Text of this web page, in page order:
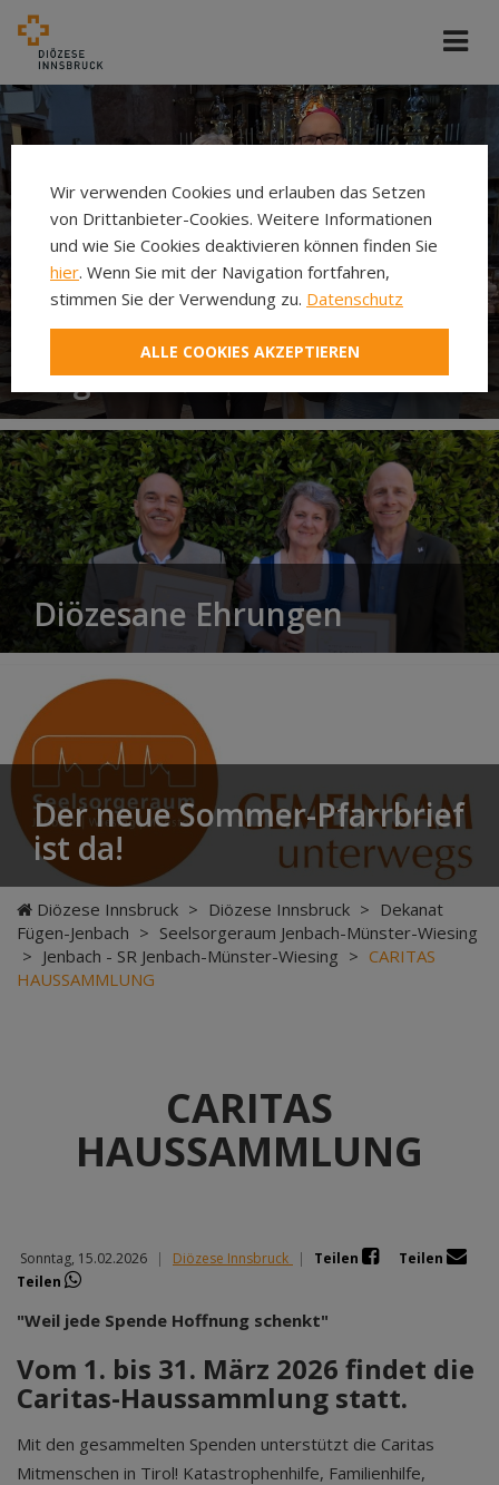
Begräbnisleiterinnen
Diözesane Ehrungen
Der neue Sommer-Pfarrbrief
ist da!
Diözese Innsbruck > Diözese Innsbruck > Dekanat
Fügen-Jenbach > Seelsorgeraum Jenbach-Münster-Wiesing
> Jenbach - SR Jenbach-Münster-Wiesing > CARITAS
HAUSSAMMLUNG
CARITAS
HAUSSAMMLUNG
Sonntag, 15.02.2026 | Diözese Innsbruck | Teilen
Teilen
Teilen
"Weil jede Spende Hoffnung schenkt"
Vom 1. bis 31. März 2026 findet die
Caritas-Haussammlung statt.
Mit den gesammelten Spenden unterstützt die Caritas
Mitmenschen in Tirol! Katastrophenhilfe, Familienhilfe,
Wir verwenden Cookies und erlauben das Setzen
von Drittanbieter-Cookies. Weitere Informationen
und wie Sie Cookies deaktivieren können finden Sie
hier. Wenn Sie mit der Navigation fortfahren,
stimmen Sie der Verwendung zu. Datenschutz
ALLE COOKIES AKZEPTIEREN